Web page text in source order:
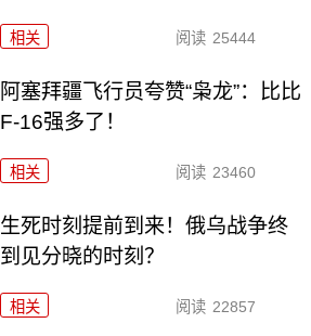
相关 阅读 25444
阿塞拜疆飞行员夸赞“枭龙”：比比
F-16强多了！
相关 阅读 23460
生死时刻提前到来！俄乌战争终
到见分晓的时刻？
相关 阅读 22857